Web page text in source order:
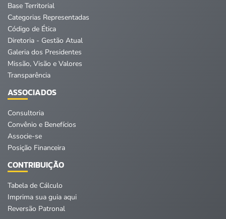
Base Territorial
Categorias Representadas
Código de Ética
Diretoria - Gestão Atual
Galeria dos Presidentes
Missão, Visão e Valores
Transparência
ASSOCIADOS
Consultoria
Convênio e Benefícios
Associe-se
Posição Financeira
CONTRIBUIÇÃO
Tabela de Cálculo
Imprima sua guia aqui
Reversão Patronal